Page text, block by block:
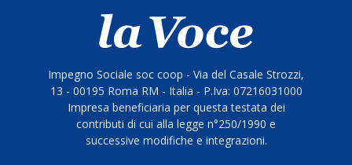
Impegno Sociale soc coop - Via del Casale Strozzi,
13 - 00195 Roma RM - Italia - P.Iva: 07216031000
Impresa beneficiaria per questa testata dei
contributi di cui alla legge n°250/1990 e
successive modifiche e integrazioni.